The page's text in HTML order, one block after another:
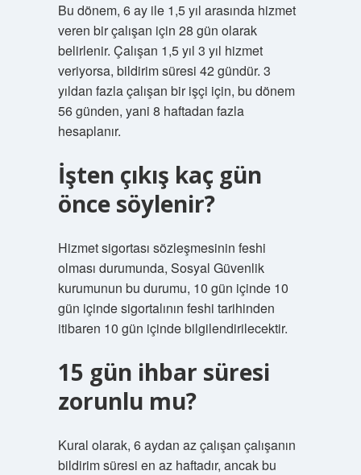
Bu dönem, 6 ay ile 1,5 yıl arasında hizmet
veren bir çalışan için 28 gün olarak
belirlenir. Çalışan 1,5 yıl 3 yıl hizmet
veriyorsa, bildirim süresi 42 gündür. 3
yıldan fazla çalışan bir işçi için, bu dönem
56 günden, yani 8 haftadan fazla
hesaplanır.
İşten çıkış kaç gün
önce söylenir?
Hizmet sigortası sözleşmesinin feshi
olması durumunda, Sosyal Güvenlik
kurumunun bu durumu, 10 gün içinde 10
gün içinde sigortalının feshi tarihinden
itibaren 10 gün içinde bilgilendirilecektir.
15 gün ihbar süresi
zorunlu mu?
Kural olarak, 6 aydan az çalışan çalışanın
bildirim süresi en az haftadır, ancak bu